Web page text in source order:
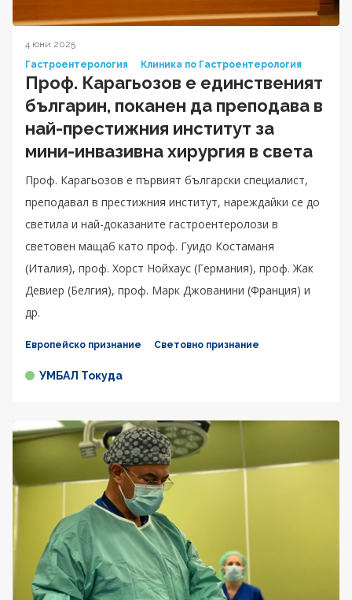
4 юни 2025
Гастроентерология
Клиника по Гастроентерология
Проф. Карагьозов е единственият
българин, поканен да преподава в
най-престижния институт за
мини-инвазивна хирургия в света
Проф. Карагьозов е първият български специалист,
преподавал в престижния институт, нареждайки се до
светила и най-доказаните гастроентеролози в
световен мащаб като проф. Гуидо Костаманя
(Италия), проф. Хорст Нойхаус (Германия), проф. Жак
Девиер (Белгия), проф. Марк Джованини (Франция) и
др.
Европейско признание Световно признание
УМБАЛ Токуда